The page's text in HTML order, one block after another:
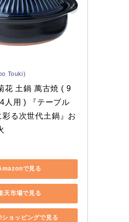
Touki)
花 土鍋 萬古焼 ( 9
人用 ) 『テーブル
彩る次世代土鍋』お
で見る
天市場で見る
ョッピングで見る